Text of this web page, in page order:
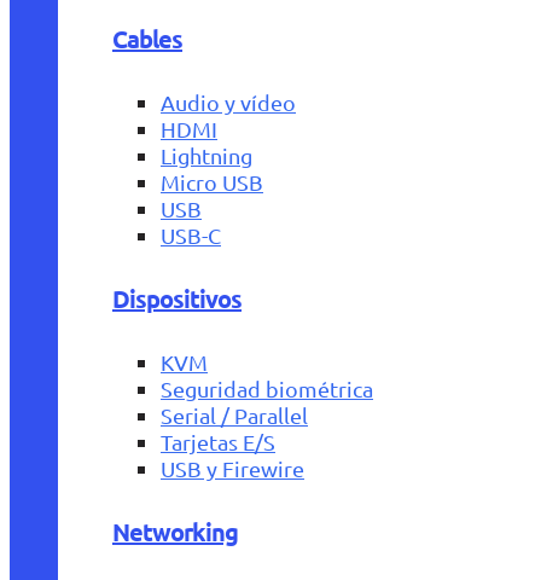
Cables
Audio y vídeo
HDMI
Lightning
Micro USB
USB
USB-C
Dispositivos
KVM
Seguridad biométrica
Serial / Parallel
Tarjetas E/S
USB y Firewire
Networking